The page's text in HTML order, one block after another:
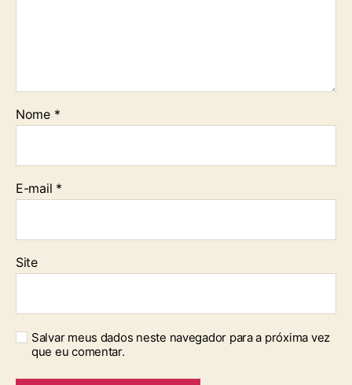
Nome *
E-mail *
Site
Salvar meus dados neste navegador para a próxima vez
que eu comentar.